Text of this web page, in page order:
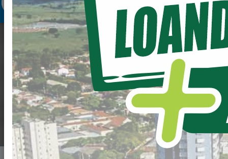
LOANDA RECEBEU O
PROGRAMA
CASTRAPET PARANÁ